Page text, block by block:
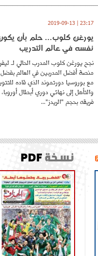
23:17 | 2019-09-13
يورغن كلوب... حلم بأن
نفسه في عالم التدريب
نجح يورغن كلوب المدرب الحالي لـ
منصة أفضل المدربين في العالم بفضل
مع بوروسيا دورتموند الذي قاده
والتأهل إلى نهائي دوري أبطال
فريقه بحجم "الريدز"...
نسخةPDF